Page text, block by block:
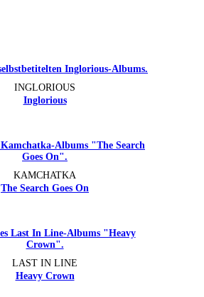
INGLORIOUS
Inglorious
KAMCHATKA
The Search Goes On
LAST IN LINE
Heavy Crown